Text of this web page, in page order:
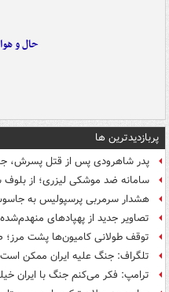
حال و
پربازدیدترین ها
پدر شاهرودی پس از قتل پسرش،
سامانه ضد موشکی لیزری؛ از بلوف
هشدار سرمربی پرسپولیس به
تصاویر جدید از پهپادهای
توقف طولانی کامیون‌ها پشت
تلگراف: جنگ علیه ایران ممکن
ترامپ: فکر می‌کنم جنگ با ایران